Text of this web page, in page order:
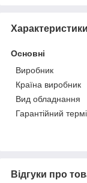
Характеристики
Основні
Виробник
Країна виробник
Вид обладнання
Гарантійний
Відгуки про